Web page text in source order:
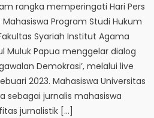
rangka memperingati Hari Pers
Program Studi Hukum
Syariah Institut Agama
Muluk Papua menggelar dialog
Demokrasi’, melalui live
2023. Mahasiswa Universitas
sebagai jurnalis mahasiswa
jurnalistik […]